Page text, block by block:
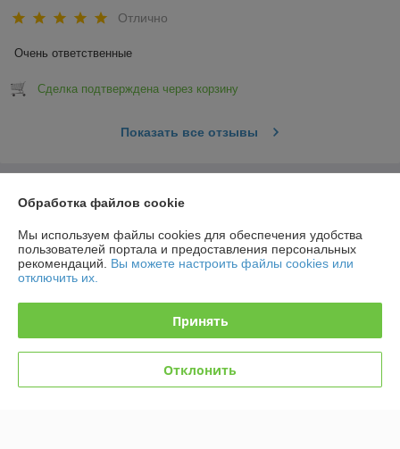
Отлично
Очень ответственные
Сделка подтверждена через корзину
Показать все отзывы
Контакты
Доставка и оплата
Обработка файлов cookie
Мы используем файлы cookies для обеспечения удобства
пользователей портала и предоставления персональных
рекомендаций. Вы можете настроить файлы cookies или
отключить их.
Принять
Отклонить